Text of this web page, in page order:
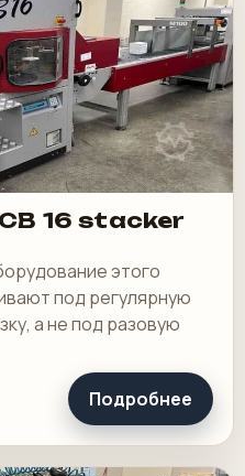
16 stacker
этого
под регулярную
а не под разовую
Подробнее